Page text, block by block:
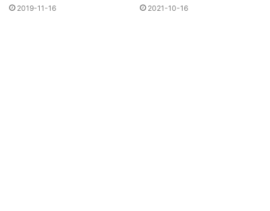
2019-11-16 2021-10-16